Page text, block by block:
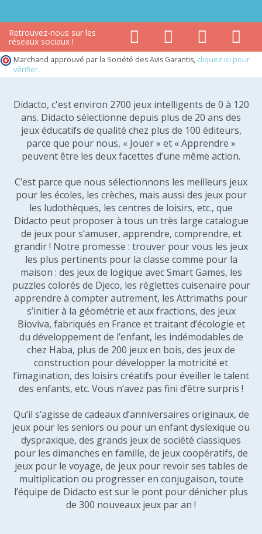
Retrouvez-nous sur les
réseaux sociaux !
Marchand approuvé par la Société des Avis Garantis, cliquez ici pour
vérifier.
Didacto, c'est environ 2700 jeux intelligents de 0 à 120
ans. Didacto sélectionne depuis plus de 20 ans des
jeux éducatifs de qualité chez plus de 100 éditeurs,
parce que pour nous, « Jouer » et « Apprendre »
peuvent être les deux facettes d’une même action.
C’est parce que nous sélectionnons les meilleurs jeux
pour les écoles, les crèches, mais aussi des jeux pour
les ludothèques, les centres de loisirs, etc., que
Didacto peut proposer à tous un très large catalogue
de jeux pour s’amuser, apprendre, comprendre, et
grandir ! Notre promesse : trouver pour vous les jeux
les plus pertinents pour la classe comme pour la
maison : des jeux de logique avec Smart Games, les
puzzles colorés de Djeco, les réglettes cuisenaire pour
apprendre à compter autrement, les Attrimaths pour
s’initier à la géométrie et aux fractions, des jeux
Bioviva, fabriqués en France et traitant d’écologie et
du développement de l’enfant, les indémodables de
chez Haba, plus de 200 jeux en bois, des jeux de
construction pour développer la motricité et
l’imagination, des loisirs créatifs pour éveiller le talent
des enfants, etc. Vous n’avez pas fini d’être surpris !
Qu’il s’agisse de cadeaux d’anniversaires originaux, de
jeux pour les seniors ou pour un enfant dyslexique ou
dyspraxique, des grands jeux de société classiques
pour les dimanches en famille, de jeux coopératifs, de
jeux pour le voyage, de jeux pour revoir ses tables de
multiplication ou progresser en conjugaison, toute
l’équipe de Didacto est sur le pont pour dénicher plus
de 300 nouveaux jeux par an !